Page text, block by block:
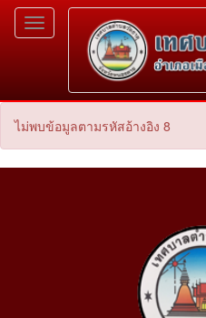
Toggle
navigation
ไม่พบข้อมูลตามรหัสอ้างอิง 8